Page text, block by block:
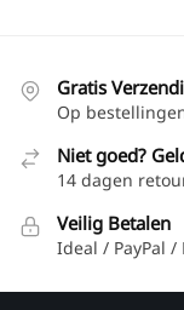
Gratis
Op
Niet goed?
14 dagen
Veilig Betalen
Ideal / PayPal /